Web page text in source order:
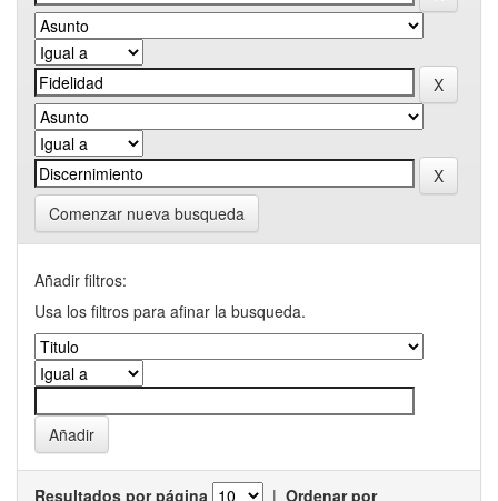
Comenzar nueva busqueda
Añadir filtros:
Usa los filtros para afinar la busqueda.
Resultados por página | Ordenar por